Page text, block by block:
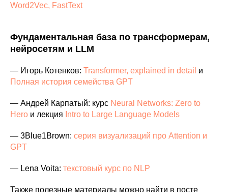
Word2Vec, FastText
Фундаментальная база по трансформерам,
нейросетям и LLM
— Игорь Котенков: Transformer, explained in detail и
Полная история семейства GPT
— Андрей Карпатый: курс Neural Networks: Zero to
Hero и лекция Intro to Large Language Models
— 3Blue1Brown: серия визуализаций про Attention и
GPT
— Lena Voita: текстовый курс по NLP
Также полезные материалы можно найти в посте